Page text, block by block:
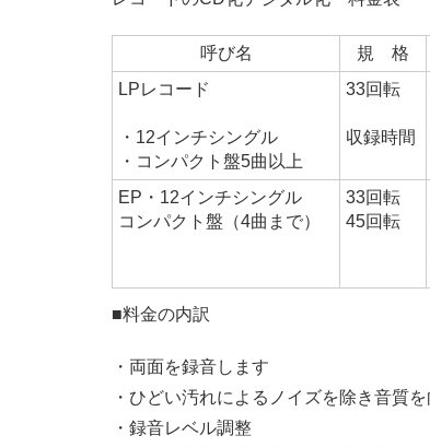
呼び名 規 格
LPレコード
・12インチシングル
・コンパクト盤5曲以上
33回転
収録時間
EP・12インチシングル
コンパクト盤（4曲まで）
33回転
45回転
■料金の内訳
・両面を録音します
・ひどい汚れによるノイズを除き音質を
・録音レベル調整